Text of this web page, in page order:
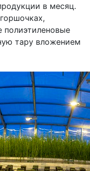
в месяц.
полиэтиленовые
тару вложением